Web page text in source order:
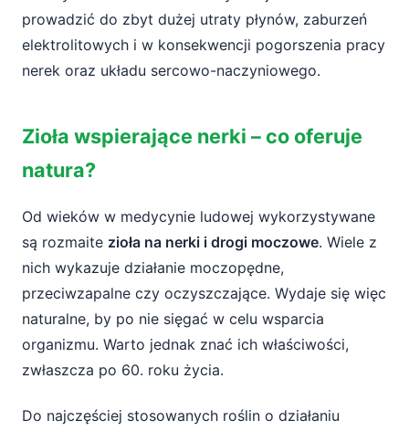
prowadzić do zbyt dużej utraty płynów, zaburzeń
elektrolitowych i w konsekwencji pogorszenia pracy
nerek oraz układu sercowo-naczyniowego.
Zioła wspierające nerki – co oferuje
natura?
Od wieków w medycynie ludowej wykorzystywane
są rozmaite zioła na nerki i drogi moczowe. Wiele z
nich wykazuje działanie moczopędne,
przeciwzapalne czy oczyszczające. Wydaje się więc
naturalne, by po nie sięgać w celu wsparcia
organizmu. Warto jednak znać ich właściwości,
zwłaszcza po 60. roku życia.
Do najczęściej stosowanych roślin o działaniu